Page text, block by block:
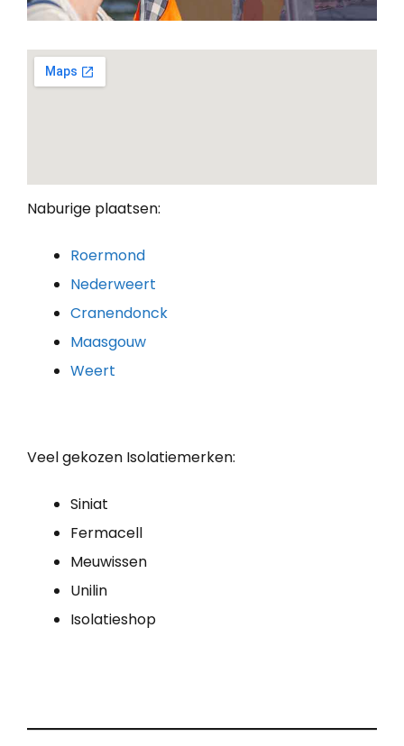
Naburige plaatsen:
Roermond
Nederweert
Cranendonck
Maasgouw
Weert
Veel gekozen Isolatiemerken:
Siniat
Fermacell
Meuwissen
Unilin
Isolatieshop